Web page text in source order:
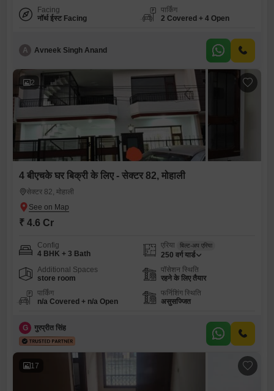
Facing
नॉर्थ ईस्ट Facing
पार्किंग
2 Covered + 4 Open
A Avneek Singh Anand
2
4 बीएचके घर बिक्री के लिए - सेक्टर 82, मोहाली
सेक्टर 82, मोहाली
₹ 4.6 Cr
Config
4 BHK + 3 Bath
एरिया बिल्ट-अप एरिया
250 वर्ग यार्ड
Additional Spaces
store room
पॉसेशन स्थिति
रहने के लिए तैयार
पार्किंग
n/a Covered + n/a Open
फर्निशिंग स्थिति
असुसज्जित
G गुरप्रीत सिंह
17